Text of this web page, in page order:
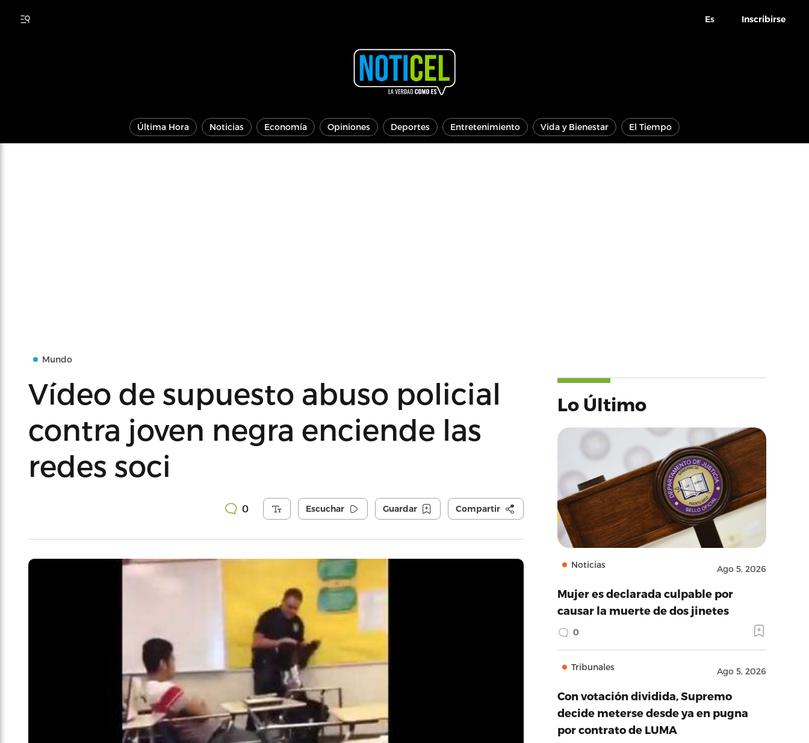
Es Inscribirse
Última Hora Noticias Economía Opiniones Deportes Entretenimiento Vida y Bienestar El Tiempo
Mundo
Vídeo de supuesto abuso policial
contra joven negra enciende las
redes soci
0 Escuchar Guardar Compartir
Lo Último
Noticias Ago 5, 2026
Mujer es declarada culpable por
causar la muerte de dos jinetes
0
Tribunales Ago 5, 2026
Con votación dividida, Supremo
decide meterse desde ya en pugna
por contrato de LUMA